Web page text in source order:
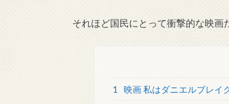
それほど国民にとって衝撃的な映画
1 映画 私はダニエルブレイ